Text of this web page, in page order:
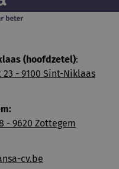
(hoofdzetel):
- 9100 Sint-Niklaas
- 9620 Zottegem
cv.be